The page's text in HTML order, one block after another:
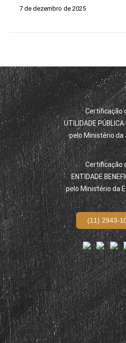
7 de dezembro de 2025
Certificação
UTILIDADE PÚBLICA
pelo Ministério da
Certificação
ENTIDADE
pelo Ministério da
(11) 2943-